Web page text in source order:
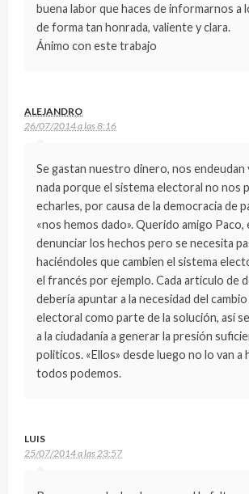
buena labor que haces de informarnos a
de forma tan honrada, valiente y clara.
Ánimo con este trabajo
ALEJANDRO
26/07/2014 a las 8:16
Se gastan nuestro dinero, nos endeudan
nada porque el sistema electoral no nos
echarles, por causa de la democracia de
«nos hemos dado». Querido amigo Paco,
denunciar los hechos pero se necesita
haciéndoles que cambien el sistema
el francés por ejemplo. Cada articulo de
debería apuntar a la necesidad del
electoral como parte de la solución, así
a la ciudadanía a generar la presión
politicos. «Ellos» desde luego no lo van a
todos podemos.
LUIS
25/07/2014 a las 23:57